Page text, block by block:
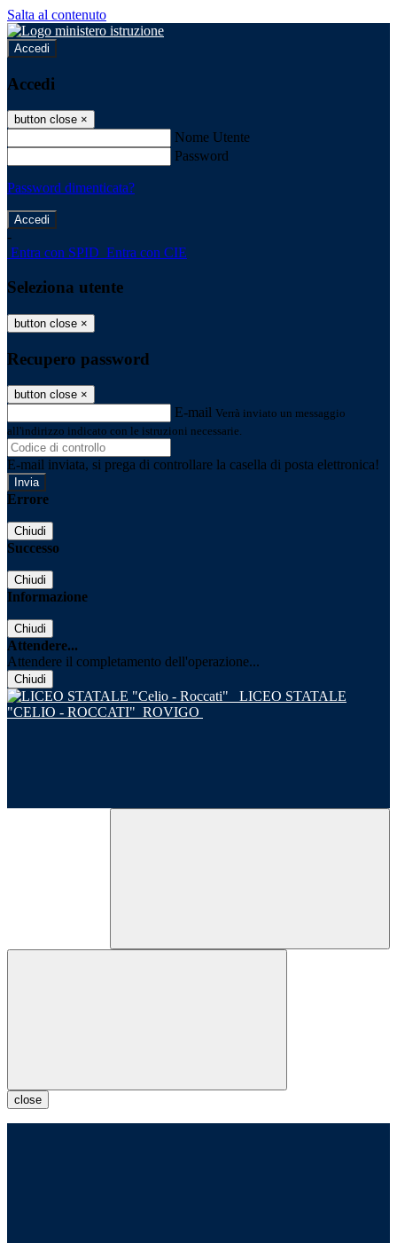
Salta al contenuto
Accedi
Accedi
button close ×
Nome Utente
Password
Password dimenticata?
-
Entra con SPID Entra con CIE
Seleziona utente
button close ×
Recupero password
button close ×
E-mail Verrà inviato un messaggio
all'indirizzo indicato con le istruzioni necessarie.
E-mail inviata, si prega di controllare la casella di posta elettronica!
Errore
Chiudi
Successo
Chiudi
Informazione
Chiudi
Attendere...
Attendere il completamento dell'operazione...
Chiudi
LICEO STATALE
"CELIO - ROCCATI" ROVIGO
close